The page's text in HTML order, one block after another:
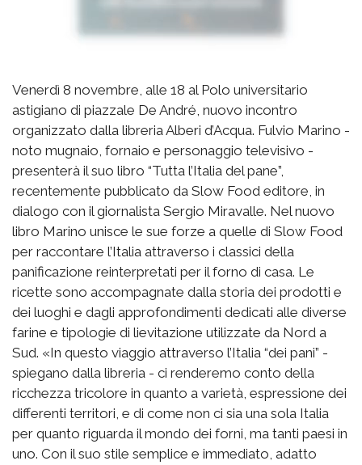
Venerdì 8 novembre, alle 18 al Polo universitario
astigiano di piazzale De André, nuovo incontro
organizzato dalla libreria Alberi d’Acqua. Fulvio Marino -
noto mugnaio, fornaio e personaggio televisivo -
presenterà il suo libro “Tutta l’Italia del pane”,
recentemente pubblicato da Slow Food editore, in
dialogo con il giornalista Sergio Miravalle. Nel nuovo
libro Marino unisce le sue forze a quelle di Slow Food
per raccontare l’Italia attraverso i classici della
panificazione reinterpretati per il forno di casa. Le
ricette sono accompagnate dalla storia dei prodotti e
dei luoghi e dagli approfondimenti dedicati alle diverse
farine e tipologie di lievitazione utilizzate da Nord a
Sud. «In questo viaggio attraverso l’Italia “dei pani” -
spiegano dalla libreria - ci renderemo conto della
ricchezza tricolore in quanto a varietà, espressione dei
differenti territori, e di come non ci sia una sola Italia
per quanto riguarda il mondo dei forni, ma tanti paesi in
uno. Con il suo stile semplice e immediato, adatto